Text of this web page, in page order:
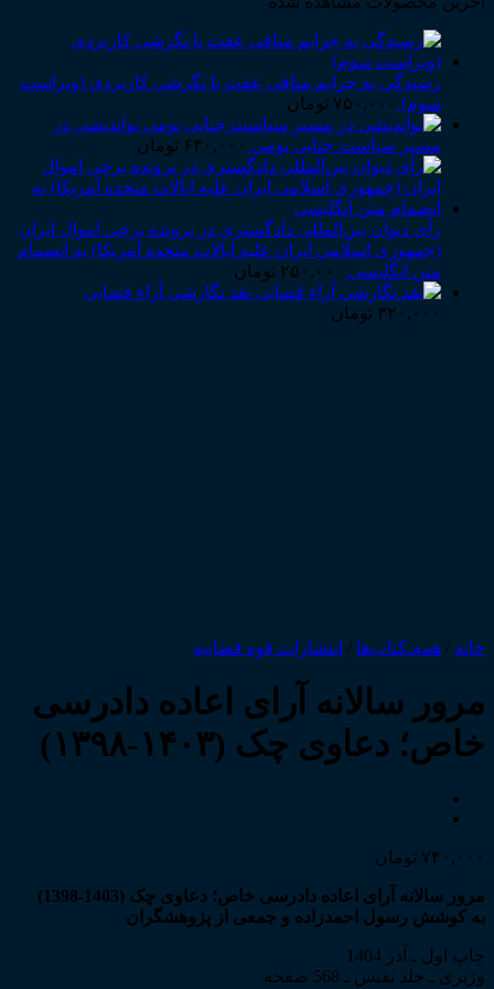
رسیدگی به جرایم منافی عفت با نگرشی کاربردی (ویراست
سوم) ۷۵۰,۰۰۰ تومان
نواندیشی در
مسیر سیاست جنایی بومی ۶۴۰,۰۰۰ تومان
رأی دیوان بین‌المللی دادگستری در پرونده برخی اموال ایران
(جمهوری اسلامی ایران علیه ایالات متحده آمریکا) به انضمام
متن انگلیسی ۲۵۰,۰۰۰ تومان
نقد نگارشی آراء قضایی
۳۲۰,۰۰۰ تومان
خانه / همه‌ـ‌کتاب‌ها / انتشارات قوه قضاییه
مرور سالانه آرای اعاده دادرسی
خاص؛ دعاوی چک (۱۴۰۳-۱۳۹۸)
۷۴۰,۰۰۰ تومان
مرور سالانه آرای اعاده دادرسی خاص؛ دعاوی چک (1403-1398)
به کوشش رسول احمدزاده و جمعی از پژوهشگران
چاپ اول ـ آذر 1404
وزیری ـ جلد نفیس ـ 568 صفحه